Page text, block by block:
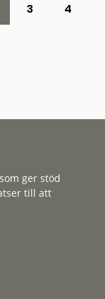
3
4
ger stöd
till att